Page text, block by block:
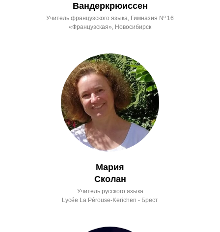
Вандеркрюиссен
Учитель французского языка, Гимназия Nº 16
«Французская», Новосибирск
Мария
Сколан
Учитель русского языка
Lycée La Pérouse-Kerichen - Брест